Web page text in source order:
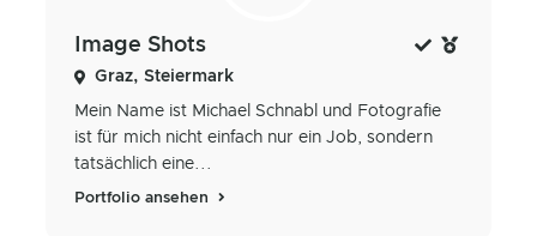
Image Shots
Graz, Steiermark
Mein Name ist Michael Schnabl und Fotografie
ist für mich nicht einfach nur ein Job, sondern
tatsächlich eine...
Portfolio ansehen